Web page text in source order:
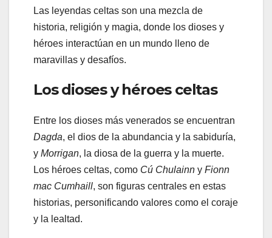
Las leyendas celtas son una mezcla de
historia, religión y magia, donde los dioses y
héroes interactúan en un mundo lleno de
maravillas y desafíos.
Los dioses y héroes celtas
Entre los dioses más venerados se encuentran
Dagda, el dios de la abundancia y la sabiduría,
y Morrigan, la diosa de la guerra y la muerte.
Los héroes celtas, como Cú Chulainn y Fionn
mac Cumhaill, son figuras centrales en estas
historias, personificando valores como el coraje
y la lealtad.